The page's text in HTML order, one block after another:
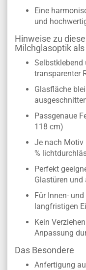
Eine
und
Hinweise zu
Milchglasoptik
Selbstklebend
transparenter
Glasfläche
Passgenaue
118 cm)
Je nach Motiv
%
Perfekt
Glastüren und
Für Innen-
langfristigen
Kein
Anpassung
Das Besondere
Anfertigung